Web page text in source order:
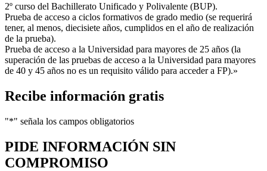
2º curso del Bachillerato Unificado y Polivalente (BUP).
Prueba de acceso a ciclos formativos de grado medio (se requerirá
tener, al menos, diecisiete años, cumplidos en el año de realización
de la prueba).
Prueba de acceso a la Universidad para mayores de 25 años (la
superación de las pruebas de acceso a la Universidad para mayores
de 40 y 45 años no es un requisito válido para acceder a FP).»
Recibe información gratis
"*" señala los campos obligatorios
PIDE INFORMACIÓN SIN
COMPROMISO